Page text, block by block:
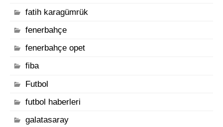
fatih karagümrük
fenerbahçe
fenerbahçe opet
fiba
Futbol
futbol haberleri
galatasaray